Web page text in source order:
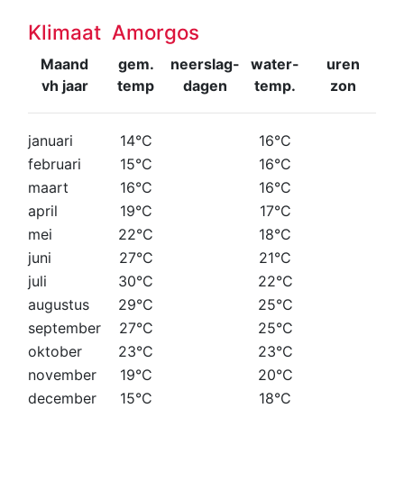
Klimaat Amorgos
Maand
vh jaar
gem.
temp
neerslag-
dagen
water-
temp.
uren
zon
januari 14°C
16°C
februari
15°C
16°C
maart
16°C
16°C
april
19°C
17°C
mei
22°C
18°C
juni
27°C
21°C
juli
30°C
22°C
augustus
29°C
25°C
september
27°C
25°C
oktober
23°C
23°C
november
19°C
20°C
december
15°C 18°C